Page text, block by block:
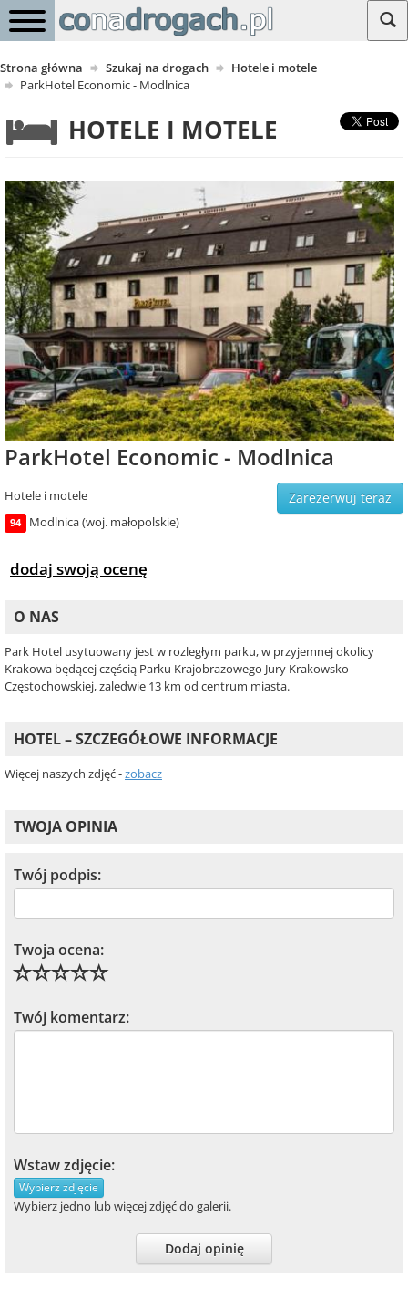
Strona główna Szukaj na drogach
Hotele i motele
ParkHotel Economic - Modlnica
HOTELE I MOTELE
ParkHotel Economic - Modlnica
Zarezerwuj teraz
Hotele i motele
94 Modlnica (woj. małopolskie)
dodaj swoją ocenę
O NAS
Park Hotel usytuowany jest w rozległym parku, w przyjemnej okolicy
Krakowa będącej częścią Parku Krajobrazowego Jury Krakowsko -
Częstochowskiej, zaledwie 13 km od centrum miasta.
HOTEL – SZCZEGÓŁOWE INFORMACJE
Więcej naszych zdjęć -zobacz
TWOJA OPINIA
Twój podpis:
Twoja ocena:
Twój komentarz:
Wstaw zdjęcie:
Wybierz zdjęcie
Wybierz jedno lub więcej zdjęć do galerii.
Dodaj opinię